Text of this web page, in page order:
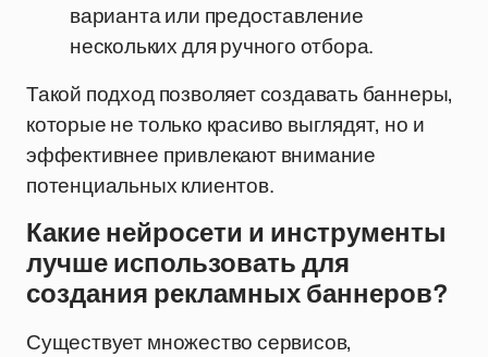
варианта или предоставление
нескольких для ручного отбора.
Такой подход позволяет создавать баннеры,
которые не только красиво выглядят, но и
эффективнее привлекают внимание
потенциальных клиентов.
Какие нейросети и инструменты
лучше использовать для
создания рекламных баннеров?
Существует множество сервисов,